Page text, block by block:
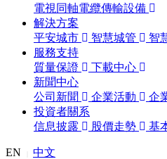
電視同軸電纜傳輸設備
解決方案
平安城市
智慧城管
智
服務支持
質量保證
下載中心
新聞中心
公司新聞
企業活動
企
投資者關系
信息披露
股價走勢 基
EN
中文